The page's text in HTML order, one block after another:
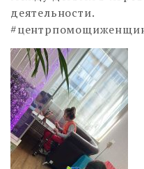
деятельности.